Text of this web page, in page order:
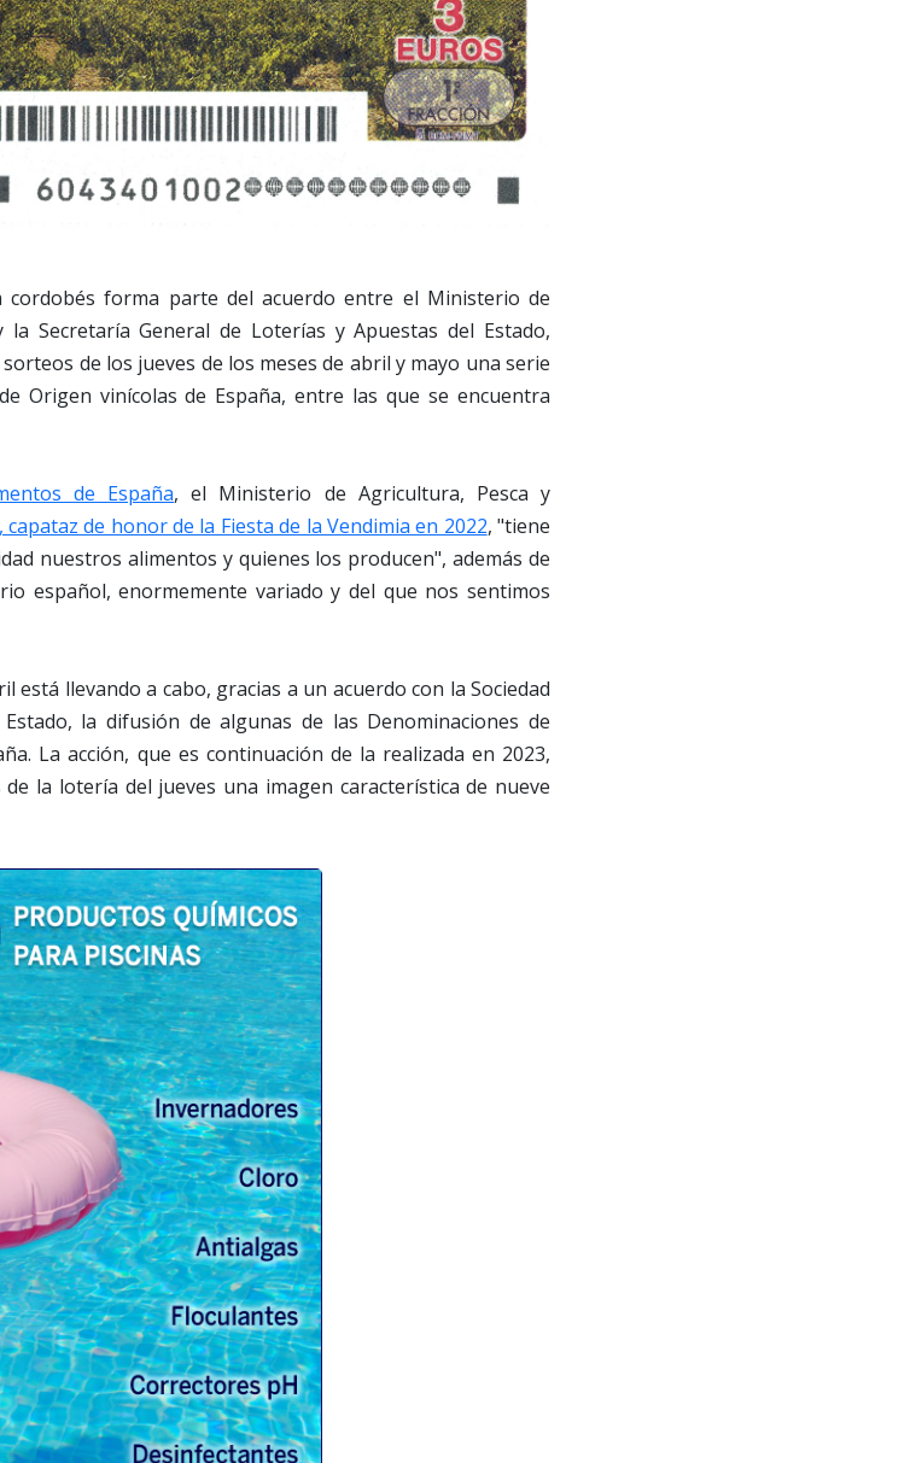
cordobés forma parte del acuerdo entre el Ministerio de
Secretaría General de Loterías y Apuestas del Estado,
de los jueves de los meses de abril y mayo una serie
Origen vinícolas de España, entre las que se encuentra
de España, el Ministerio de Agricultura, Pesca y
capataz de honor de la Fiesta de la Vendimia en 2022, "tiene
nuestros alimentos y quienes los producen", además de
español, enormemente variado y del que nos sentimos
está llevando a cabo, gracias a un acuerdo con la Sociedad
la difusión de algunas de las Denominaciones de
La acción, que es continuación de la realizada en 2023,
la lotería del jueves una imagen característica de nueve